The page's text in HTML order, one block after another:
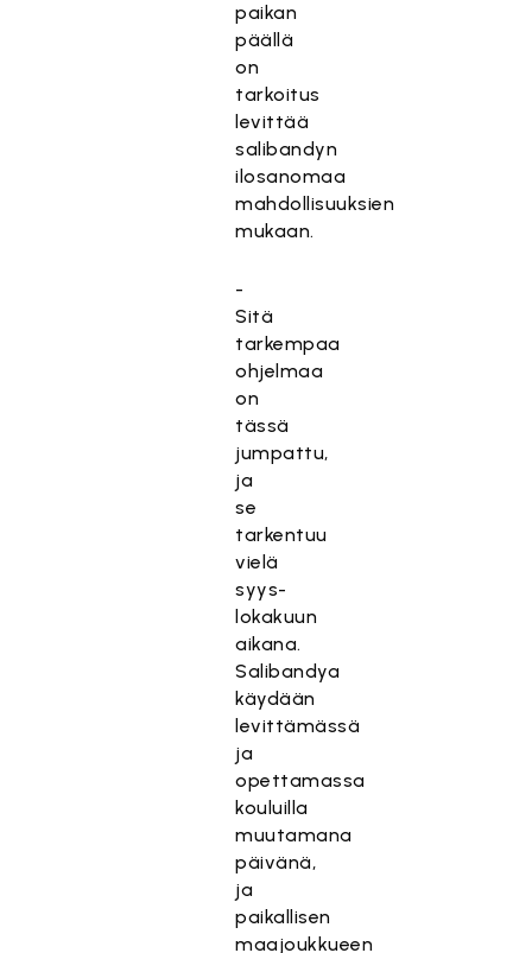
paikan
päällä
on
tarkoitus
levittää
salibandyn
ilosanomaa
mahdollisuuksien
mukaan.
-
Sitä
tarkempaa
ohjelmaa
on
tässä
jumpattu,
ja
se
tarkentuu
vielä
syys-
lokakuun
aikana.
Salibandya
käydään
levittämässä
ja
opettamassa
kouluilla
muutamana
päivänä,
ja
paikallisen
maajoukkueen